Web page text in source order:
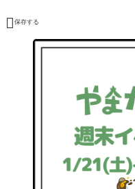
 保存する